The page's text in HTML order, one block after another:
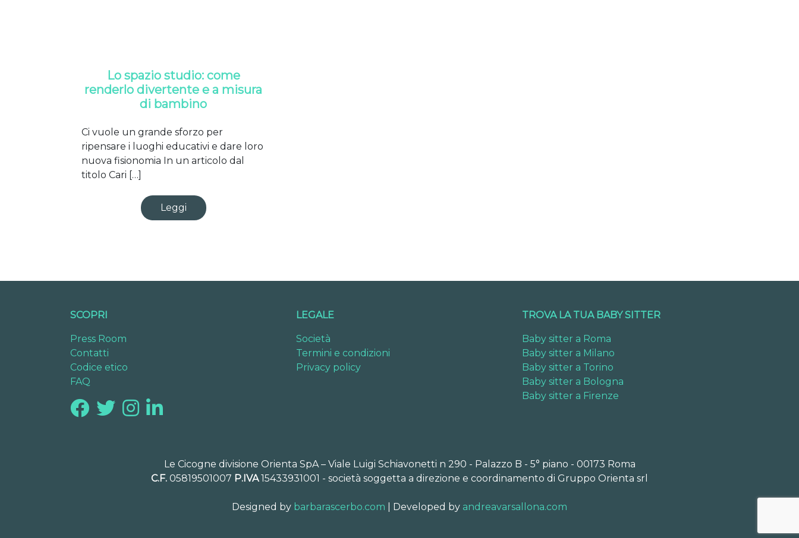
Lo spazio studio: come
renderlo divertente e a misura
di bambino
Ci vuole un grande sforzo per
ripensare i luoghi educativi e dare loro
nuova fisionomia In un articolo dal
titolo Cari […]
Leggi
SCOPRI
Press Room
Contatti
Codice etico
FAQ
LEGALE
Società
Termini e condizioni
Privacy policy
TROVA LA TUA BABY SITTER
Baby sitter a Roma
Baby sitter a Milano
Baby sitter a Torino
Baby sitter a Bologna
Baby sitter a Firenze
Le Cicogne divisione Orienta SpA – Viale Luigi Schiavonetti n 290 - Palazzo B - 5° piano - 00173 Roma
C.F. 05819501007 P.IVA15433931001 - società soggetta a direzione e coordinamento di Gruppo Orienta srl
Designed by barbarascerbo.com | Developed by andreavarsallona.com